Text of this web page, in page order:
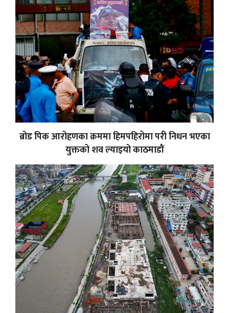
ब्रोड पिक आरोहणका क्रममा हिमपहिरोमा परी निधन भएका
युक्तको शव ल्याइयो काठमाडौं